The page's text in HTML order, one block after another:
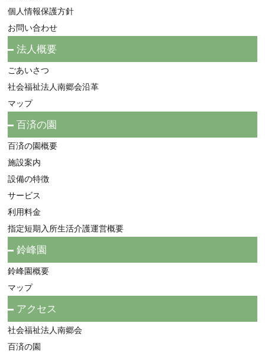
個人情報保護方針
お問い合わせ
法人概要
ごあいさつ
社会福祉法人南郷会沿革
マップ
百済の園
百済の園概要
施設案内
設備の特徴
サービス
利用料金
指定短期入所生活介護運営概要
鈴峰園
鈴峰園概要
マップ
アクセス
社会福祉法人南郷会
百済の園